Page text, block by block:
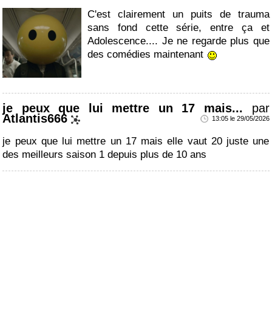
C'est clairement un puits de trauma
sans fond cette série, entre ça et
Adolescence.... Je ne regarde plus que
des comédies maintenant
je peux que lui mettre un 17 mais... par
Atlantis666 13:05 le 29/05/2026
je peux que lui mettre un 17 mais elle vaut 20 juste une
des meilleurs saison 1 depuis plus de 10 ans